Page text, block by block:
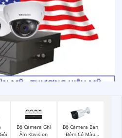
Bộ Camera Ghi
Âm Kbvision
Bộ Camera Ban
Đêm Có Màu